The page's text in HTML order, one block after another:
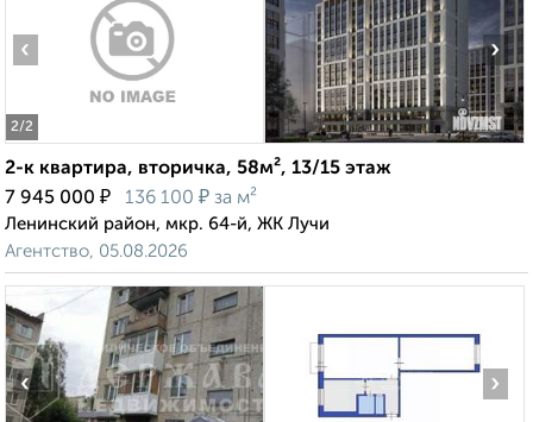
2/2
‹ ›
2-к квартира, вторичка, 58м², 13/15 этаж
7 945 000 ₽ 136 100 ₽ за м²
Ленинский район, мкр. 64-й, ЖК Лучи
Агентство, 05.08.2026
‹ ›